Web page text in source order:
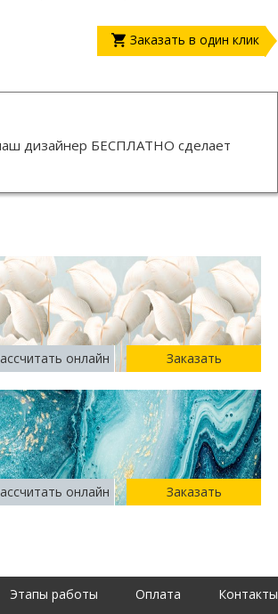
Заказать в один клик
дизайнер БЕСПЛАТНО сделает
онлайн Заказать
онлайн Заказать
Этапы работы Оплата Контакты